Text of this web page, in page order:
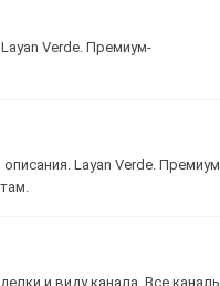
Verde. Премиум-
Layan Verde.
и виду канала. Все